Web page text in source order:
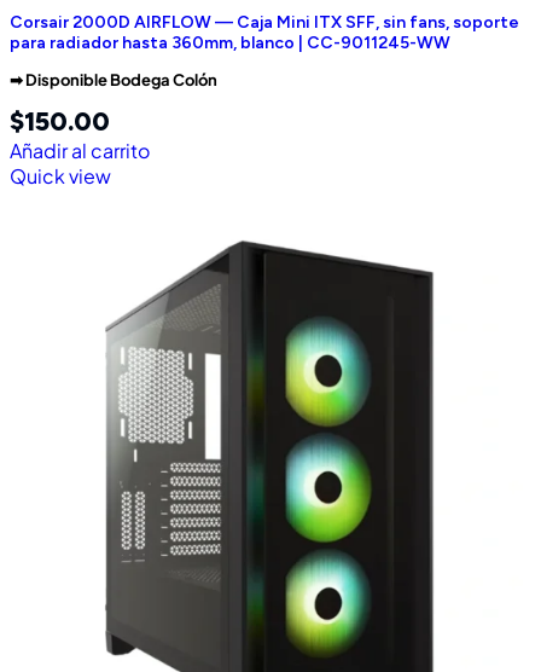
Corsair 2000D AIRFLOW — Caja Mini ITX SFF, sin fans, soporte
para radiador hasta 360mm, blanco | CC-9011245-WW
➡︎ Disponible Bodega Colón
$150.00
Añadir al carrito
Quick view